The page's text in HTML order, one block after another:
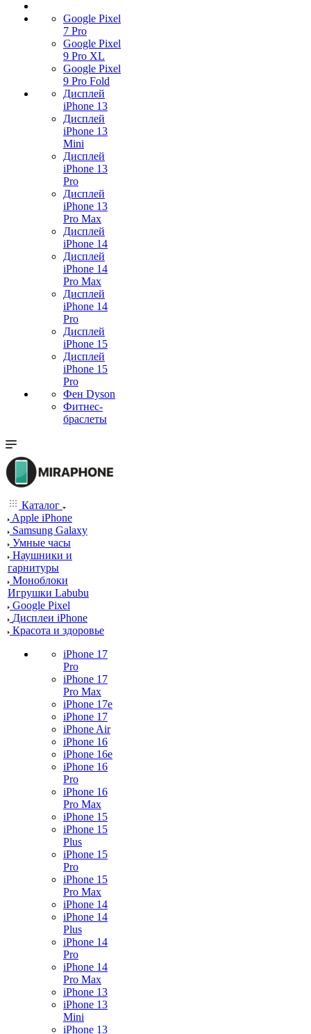
Google Pixel
7 Pro
Google Pixel
9 Pro XL
Google Pixel
9 Pro Fold
Дисплей
iPhone 13
Дисплей
iPhone 13
Mini
Дисплей
iPhone 13
Pro
Дисплей
iPhone 13
Pro Max
Дисплей
iPhone 14
Дисплей
iPhone 14
Pro Max
Дисплей
iPhone 14
Pro
Дисплей
iPhone 15
Дисплей
iPhone 15
Pro
Фен Dyson
Фитнес-
браслеты
Каталог
Apple iPhone
Samsung Galaxy
Умные часы
Наушники и
гарнитуры
Моноблоки
Игрушки Labubu
Google Pixel
Дисплеи iPhone
Красота и здоровье
iPhone 17
Pro
iPhone 17
Pro Max
iPhone 17e
iPhone 17
iPhone Air
iPhone 16
iPhone 16e
iPhone 16
Pro
iPhone 16
Pro Max
iPhone 15
iPhone 15
Plus
iPhone 15
Pro
iPhone 15
Pro Max
iPhone 14
iPhone 14
Plus
iPhone 14
Pro
iPhone 14
Pro Max
iPhone 13
iPhone 13
Mini
iPhone 13